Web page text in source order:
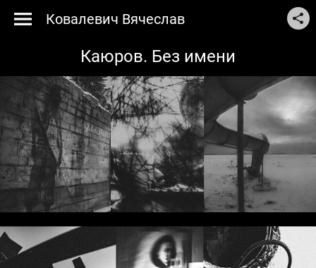
Ковалевич Вячеслав
Каюров. Без имени